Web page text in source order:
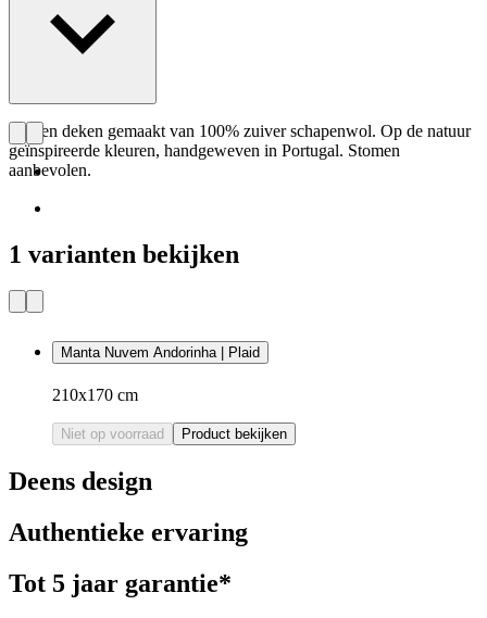
Wollen deken gemaakt van 100% zuiver schapenwol. Op de natuur
geïnspireerde kleuren, handgeweven in Portugal. Stomen
aanbevolen.
1 varianten bekijken
Manta Nuvem Andorinha | Plaid
210x170 cm
Niet op voorraad Product bekijken
Deens design
Authentieke ervaring
Tot 5 jaar garantie*